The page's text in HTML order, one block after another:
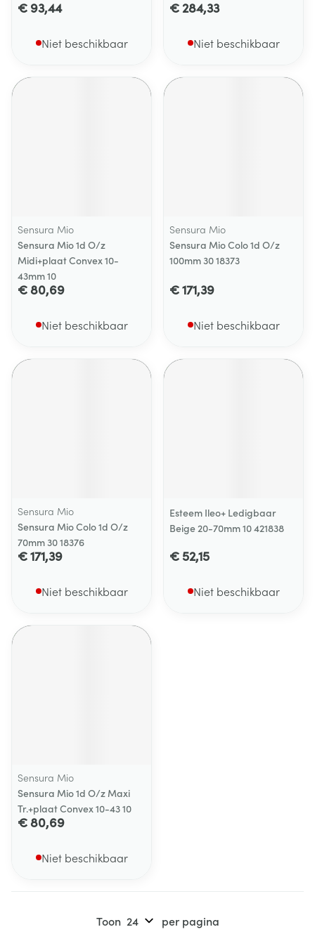
€ 93,44
Niet beschikbaar
€ 284,33
Niet beschikbaar
Sensura Mio
Sensura Mio 1d O/z
Midi+plaat Convex 10-
43mm 10
€ 80,69
Niet beschikbaar
Sensura Mio
Sensura Mio Colo 1d O/z
100mm 30 18373
€ 171,39
Niet beschikbaar
Sensura Mio
Sensura Mio Colo 1d O/z
70mm 30 18376
€ 171,39
Niet beschikbaar
Esteem Ileo+ Ledigbaar
Beige 20-70mm 10 421838
€ 52,15
Niet beschikbaar
Sensura Mio
Sensura Mio 1d O/z Maxi
Tr.+plaat Convex 10-43 10
€ 80,69
Niet beschikbaar
Toon per pagina